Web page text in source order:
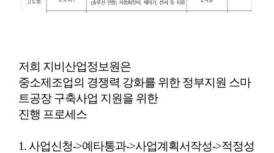
저희 지비산업정보원은
중소제조업의 경쟁력 강화를 위한 정부지원 스마
트공장 구축사업 지원을 위한
진행 프로세스
1. 사업신청->예타통과->사업계획서작성->적정성